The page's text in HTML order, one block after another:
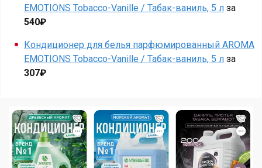
EMOTIONS Tobacco-Vanille / Табак-ваниль, 5 л за
540₽
Кондиционер для белья парфюмированный AROMA
EMOTIONS Tobacco-Vanille / Табак-ваниль, 5 л за
307₽